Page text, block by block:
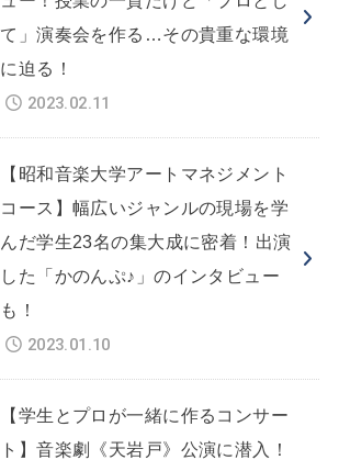
て」演奏会を作る…その貴重な環境
に迫る！
2023.02.11
【昭和音楽大学アートマネジメント
コース】幅広いジャンルの現場を学
んだ学生23名の集大成に密着！出演
した「かのんぷ♪」のインタビュー
も！
2023.01.10
【学生とプロが一緒に作るコンサー
ト】音楽劇《天岩戸》公演に潜入！